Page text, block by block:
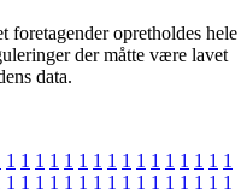
opretholdes hele
der måtte være lavet
data.
1 1 1 1 1 1 1 1 1 1 1 1 1 1 1 1
1 1 1 1 1 1 1 1 1 1 1 1 1 1 1 1